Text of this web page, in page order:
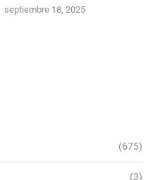
septiembre 18, 2025
(675)
(3)